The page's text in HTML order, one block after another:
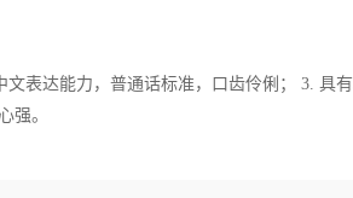
表达能力，普通话标准，口齿伶俐； 3. 具
强。